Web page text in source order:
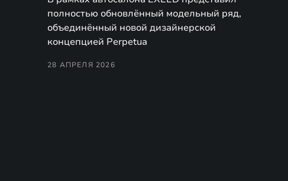
полностью обновлённый модельный ряд,
объединённый новой дизайнерской
концепцией Perpetua
28 АПРЕЛЯ 2026